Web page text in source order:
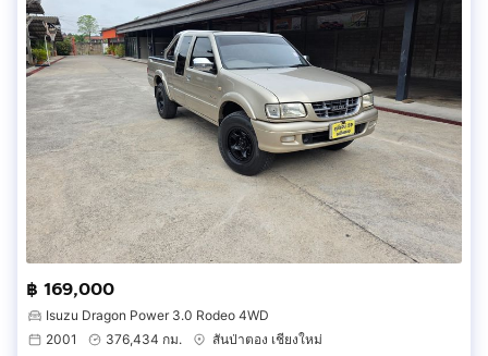
฿ 169,000
Isuzu Dragon Power 3.0 Rodeo 4WD
2001
376,434 กม.
สันป่าตอง เชียงใหม่